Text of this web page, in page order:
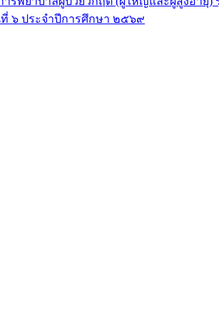
๖ ประจำปีการศึกษา ๒๕๖๙